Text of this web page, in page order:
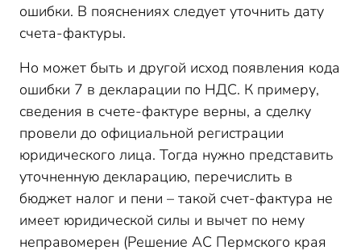
ошибки. В пояснениях следует уточнить дату
счета-фактуры.
Но может быть и другой исход появления кода
ошибки 7 в декларации по НДС. К примеру,
сведения в счете-фактуре верны, а сделку
провели до официальной регистрации
юридического лица. Тогда нужно представить
уточненную декларацию, перечислить в
бюджет налог и пени – такой счет-фактура не
имеет юридической силы и вычет по нему
неправомерен (Решение АС Пермского края